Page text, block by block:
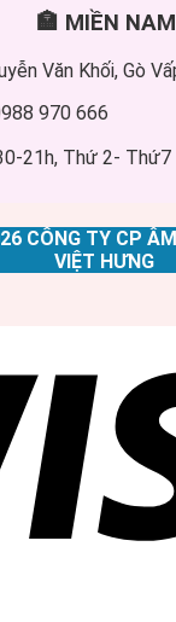
🏣 MIỀN NAM
Văn Khối, Gò
970 666
21h, Thứ 2- Thứ7
CÔNG TY CP
VIỆT HƯNG